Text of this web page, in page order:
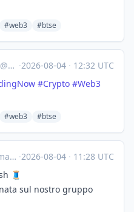
#web3 #btse
·2026-08-04 · 12:32 UTC
#Crypto #Web3
#web3 #btse
·2026-08-04 · 11:28 UTC
🧵
sul nostro gruppo